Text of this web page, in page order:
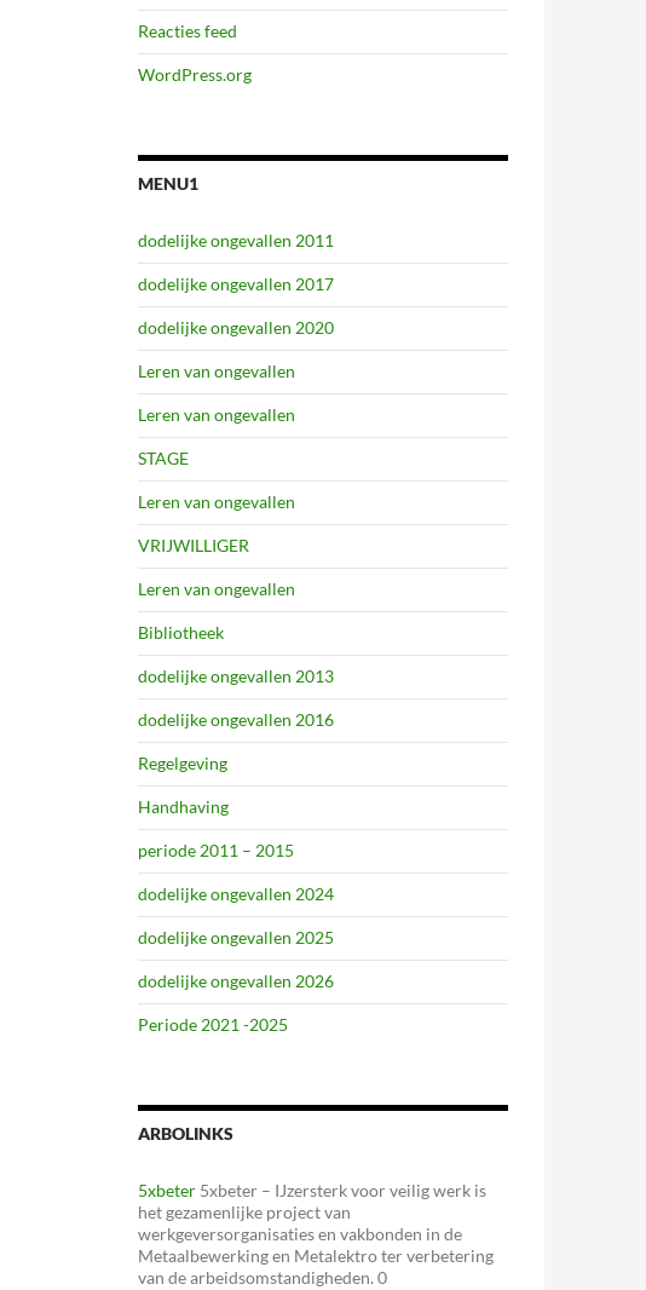
Reacties feed
WordPress.org
MENU1
dodelijke ongevallen 2011
dodelijke ongevallen 2017
dodelijke ongevallen 2020
Leren van ongevallen
Leren van ongevallen
STAGE
Leren van ongevallen
VRIJWILLIGER
Leren van ongevallen
Bibliotheek
dodelijke ongevallen 2013
dodelijke ongevallen 2016
Regelgeving
Handhaving
periode 2011 – 2015
dodelijke ongevallen 2024
dodelijke ongevallen 2025
dodelijke ongevallen 2026
Periode 2021 -2025
ARBOLINKS
5xbeter 5xbeter – IJzersterk voor veilig werk is
het gezamenlijke project van
werkgeversorganisaties en vakbonden in de
Metaalbewerking en Metalektro ter verbetering
van de arbeidsomstandigheden. 0